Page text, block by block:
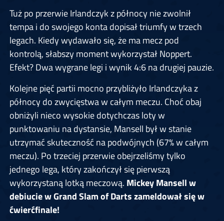
Tuż po przerwie Irlandczyk z północy nie zwolnił
tempa i do swojego konta dopisał triumfy w trzech
legach. Kiedy wydawało się, że ma mecz pod
kontrolą, słabszy moment wykorzystał Noppert.
Efekt? Dwa wygrane legi i wynik 4:6 na drugiej pauzie.
Kolejne pięć partii mocno przybliżyło Irlandczyka z
północy do zwycięstwa w całym meczu. Choć obaj
obniżyli nieco wysokie dotychczas loty w
punktowaniu na dystansie, Mansell był w stanie
utrzymać skuteczność na podwójnych (67% w całym
meczu). Po trzeciej przerwie obejrzeliśmy tylko
jednego lega, który zakończył się pierwszą
wykorzystaną lotką meczową. Mickey Mansell w
debiucie w Grand Slam of Darts zameldował się w
ćwierćfinale!